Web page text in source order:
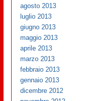
agosto 2013
luglio 2013
giugno 2013
maggio 2013
aprile 2013
marzo 2013
febbraio 2013
gennaio 2013
dicembre 2012